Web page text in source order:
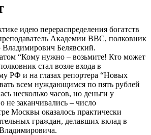
идею перераспределения богатств
Академии ВВС, полковник
Владимирович Белявский.
“Кому нужно – возьмите! Кто может
стал возле входа в
РФ и на глазах репортера “Новых
всем нуждающимся по пять рублей
несколько часов, но деньги у
не заканчивались – число
Москвы оказалось практически
граждан, делавших вклад в